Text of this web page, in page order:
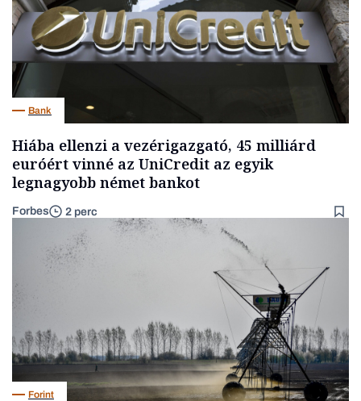
Bank
Hiába ellenzi a vezérigazgató, 45 milliárd
euróért vinné az UniCredit az egyik
legnagyobb német bankot
Forbes 2 perc
Forint